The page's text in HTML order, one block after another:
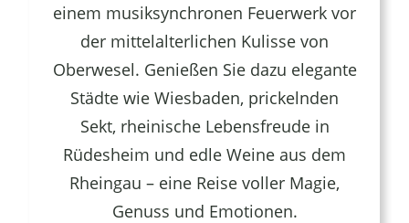
einem musiksynchronen Feuerwerk vor
der mittelalterlichen Kulisse von
Oberwesel. Genießen Sie dazu elegante
Städte wie Wiesbaden, prickelnden
Sekt, rheinische Lebensfreude in
Rüdesheim und edle Weine aus dem
Rheingau – eine Reise voller Magie,
Genuss und Emotionen.